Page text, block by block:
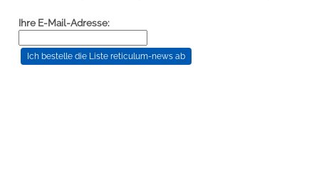
Ihre E-Mail-Adresse: